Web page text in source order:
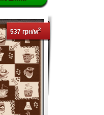
537 грн/м2